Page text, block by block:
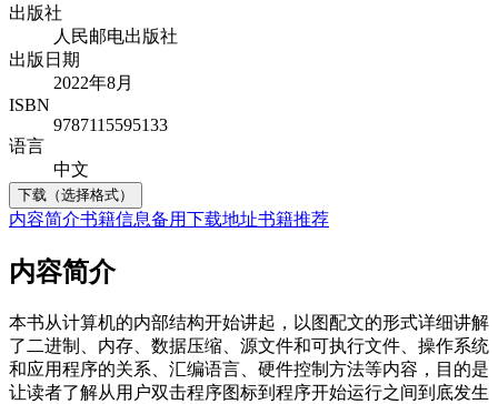
出版社
人民邮电出版社
出版日期
2022年8月
ISBN
9787115595133
语言
中文
下载（选择格式）
内容简介书籍信息备用下载地址书籍推荐
内容简介
本书从计算机的内部结构开始讲起，以图配文的形式详细讲解
了二进制、内存、数据压缩、源文件和可执行文件、操作系统
和应用程序的关系、汇编语言、硬件控制方法等内容，目的是
让读者了解从用户双击程序图标到程序开始运行之间到底发生